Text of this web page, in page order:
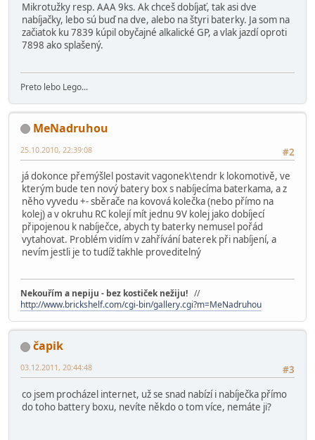
Mikrotužky resp. AAA 9ks. Ak chceš dobíjať, tak asi dve
nabíjačky, lebo sú buď na dve, alebo na štyri baterky. Ja som na
začiatok ku 7839 kúpil obyčajné alkalické GP, a vlak jazdí oproti
7898 ako splašený.
Preto lebo Lego...
MeNadruhou
#2
25.10.2010, 22:39:08
já dokonce přemýšlel postavit vagonek\tendr k lokomotivě, ve
kterým bude ten nový batery box s nabíjecíma baterkama, a z
něho vyvedu +- sběrače na kovová kolečka (nebo přímo na
kolej) a v okruhu RC kolejí mít jednu 9V kolej jako dobíjecí
připojenou k nabíječce, abych ty baterky nemusel pořád
vytahovat. Problém vidím v zahřívání baterek při nabíjení, a
nevím jestli je to tudíž takhle proveditelný
Nekouřím a nepiju - bez kostiček nežiju! //
http://www.brickshelf.com/cgi-bin/gallery.cgi?m=MeNadruhou
čapik
#3
03.12.2011, 20:44:48
co jsem procházel internet, už se snad nabízí i nabíječka přímo
do toho battery boxu, nevíte někdo o tom více, nemáte ji?